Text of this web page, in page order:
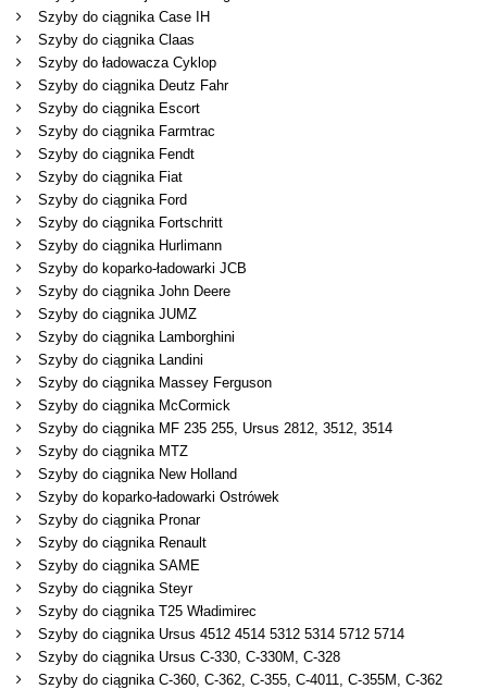
Szyby do ciągnika Case IH
Szyby do ciągnika Claas
Szyby do ładowacza Cyklop
Szyby do ciągnika Deutz Fahr
Szyby do ciągnika Escort
Szyby do ciągnika Farmtrac
Szyby do ciągnika Fendt
Szyby do ciągnika Fiat
Szyby do ciągnika Ford
Szyby do ciągnika Fortschritt
Szyby do ciągnika Hurlimann
Szyby do koparko-ładowarki JCB
Szyby do ciągnika John Deere
Szyby do ciągnika JUMZ
Szyby do ciągnika Lamborghini
Szyby do ciągnika Landini
Szyby do ciągnika Massey Ferguson
Szyby do ciągnika McCormick
Szyby do ciągnika MF 235 255, Ursus 2812, 3512, 3514
Szyby do ciągnika MTZ
Szyby do ciągnika New Holland
Szyby do koparko-ładowarki Ostrówek
Szyby do ciągnika Pronar
Szyby do ciągnika Renault
Szyby do ciągnika SAME
Szyby do ciągnika Steyr
Szyby do ciągnika T25 Władimirec
Szyby do ciągnika Ursus 4512 4514 5312 5314 5712 5714
Szyby do ciągnika Ursus C-330, C-330M, C-328
Szyby do ciągnika C-360, C-362, C-355, C-4011, C-355M, C-362